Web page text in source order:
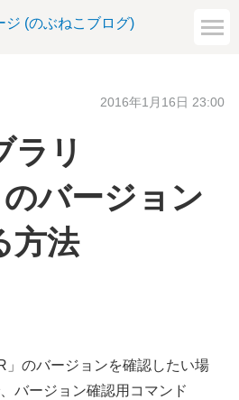
ジ (のぶねこブログ)
2016年1月16日 23:00
ラリ
のバージョン
方法
」のバージョンを確認したい場
バージョン確認用コマンド